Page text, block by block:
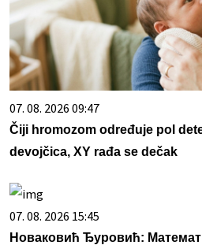
07. 08. 2026 09:47
Čiji hromozom određuje pol
devojčica, XY rađa se dečak
07. 08. 2026 15:45
Новаковић Ђуровић: